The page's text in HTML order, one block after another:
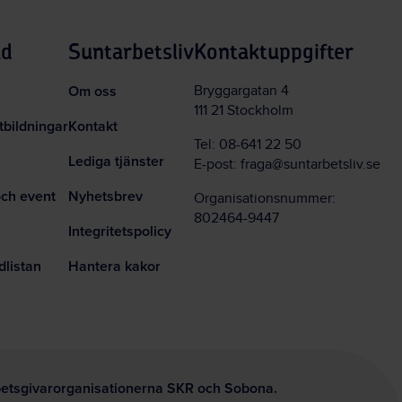
event
Suntarbetsliv
Om oss
Kontakt
Lediga tjänster
Nyhetsbrev
Integritetspolicy
Hantera kakor
Kontaktuppgifter
Bryggargatan 4
111 21 Stockholm
Tel: 08-641 22 50
E-post: fraga@suntarbetsliv.se
Organisationsnummer:
802464-9447
SKR och Sobona.